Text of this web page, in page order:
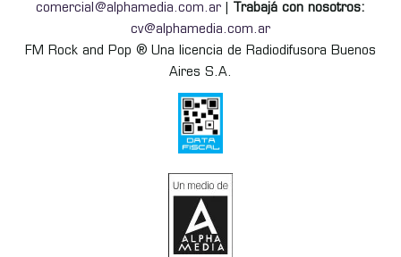
comercial@alphamedia.com.ar
Trabajá con nosotros:
cv@alphamedia.com.ar
FM Rock and Pop ® Una licencia de Radiodifusora Buenos
Aires S.A.